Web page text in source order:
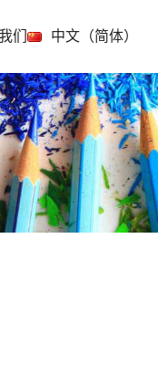
们 中文（简体）